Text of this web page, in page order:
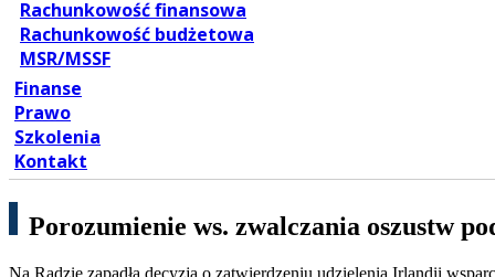
Rachunkowość finansowa
Rachunkowość budżetowa
MSR/MSSF
Finanse
Prawo
Szkolenia
Kontakt
Porozumienie ws. zwalczania oszustw